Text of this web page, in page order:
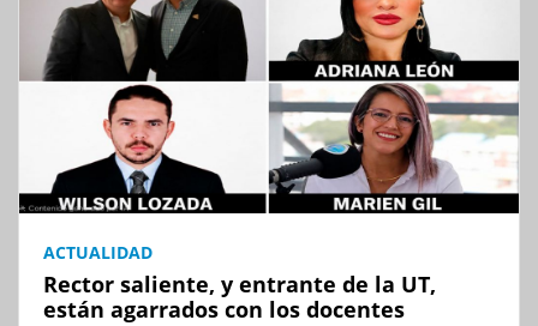
ACTUALIDAD
Rector saliente, y entrante de la UT,
están agarrados con los docentes